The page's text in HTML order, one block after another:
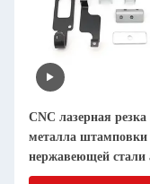
CNC лазерная резка
металла штамповки
нержавеющей стали
листа